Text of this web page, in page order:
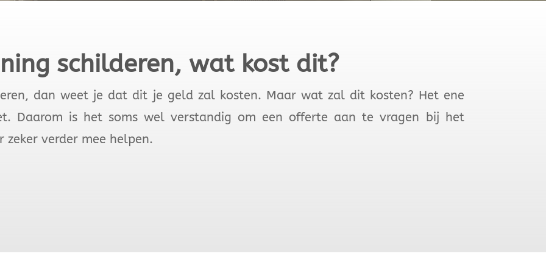
schilderen, wat kost dit?
dan weet je dat dit je geld zal kosten. Maar wat zal dit kosten? Het ene
Daarom is het soms wel verstandig om een offerte aan te vragen bij het
zeker verder mee helpen.